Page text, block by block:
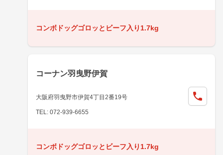
コンボドッグゴロッとビーフ入り1.7kg
コーナン羽曳野伊賀
大阪府羽曳野市伊賀4丁目2番19号
TEL: 072-939-6655
コンボドッグゴロッとビーフ入り1.7kg